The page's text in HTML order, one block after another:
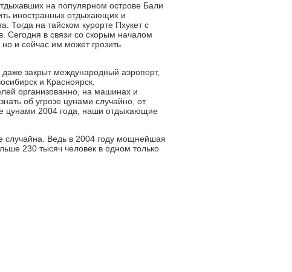
на популярном острове Бали
иностранных отдыхающих и
Тогда на тайском курорте Пхукет с
Сегодня в связи со скорым началом
и сейчас им может грозить
закрыт международный аэропорт,
и Красноярск.
организованно, на машинах и
об угрозе цунами случайно, от
цунами 2004 года, наши отдыхающие
случайна. Ведь в 2004 году мощнейшая
230 тысяч человек в одном только